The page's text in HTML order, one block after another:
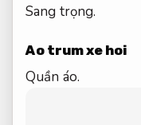
Sang trọng.
Ao trum xe hoi
Quần áo.